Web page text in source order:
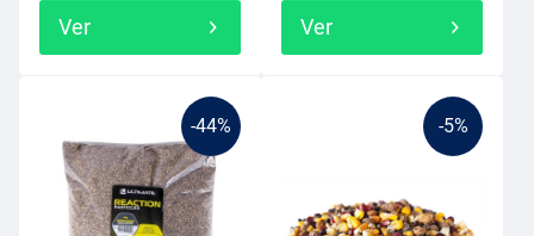
Ver Ver
-44% -5%